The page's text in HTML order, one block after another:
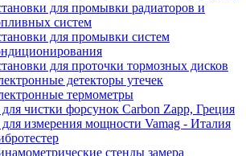
для промывки радиаторов и
систем
для промывки систем
для проточки тормозных дисков
детекторы утечек
термометры
чистки форсунок Carbon Zapp, Греция
измерения мощности Vamag - Италия
стенды замера